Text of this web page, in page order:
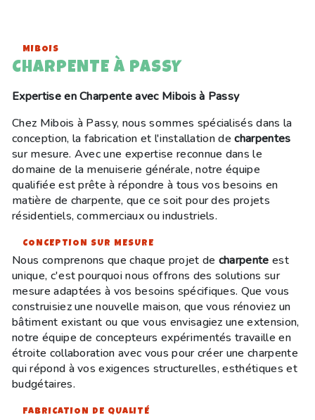
MIBOIS
CHARPENTE À PASSY
Expertise en Charpente avec Mibois à Passy
Chez Mibois à Passy, nous sommes spécialisés dans la
conception, la fabrication et l'installation decharpentes
sur mesure. Avec une expertise reconnue dans le
domaine de la menuiserie générale, notre équipe
qualifiée est prête à répondre à tous vos besoins en
matière de charpente, que ce soit pour des projets
résidentiels, commerciaux ou industriels.
CONCEPTION SUR MESURE
Nous comprenons que chaque projet de charpente est
unique, c'est pourquoi nous offrons des solutions sur
mesure adaptées à vos besoins spécifiques. Que vous
construisiez une nouvelle maison, que vous rénoviez un
bâtiment existant ou que vous envisagiez une extension,
notre équipe de concepteurs expérimentés travaille en
étroite collaboration avec vous pour créer une charpente
qui répond à vos exigences structurelles, esthétiques et
budgétaires.
FABRICATION DE QUALITÉ